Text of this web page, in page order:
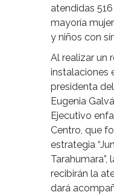
atendidas
mayoría
y niños con
Al realizar un
instalaciones
presidenta
Eugenia
Ejecutivo
Centro, que
estrategia
Tarahumara”,
recibirán la
dará